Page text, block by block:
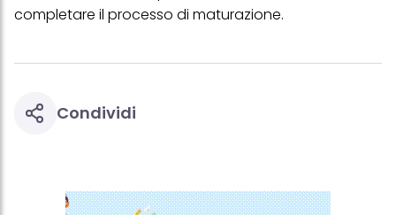
completare il processo di maturazione.
Condividi